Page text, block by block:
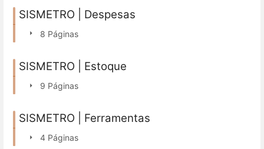
SISMETRO | Despesas
8 Páginas
SISMETRO | Estoque
9 Páginas
SISMETRO | Ferramentas
4 Páginas